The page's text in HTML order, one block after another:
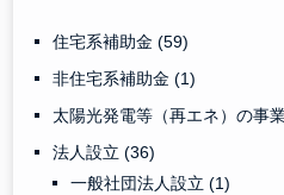
住宅系補助金(59)
非住宅系補助金(1)
太陽光発電等（再エネ）の事
法人設立(36)
一般社団法人設立(1)